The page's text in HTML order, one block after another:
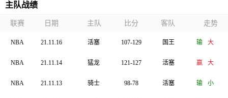
主队战绩
联赛 日期 主队 比分 客队 走势
NBA 21.11.16 活塞 107-129 国王 输 大
NBA 21.11.14 猛龙 121-127 活塞 赢 大
NBA 21.11.13 骑士 98-78 活塞 输 小